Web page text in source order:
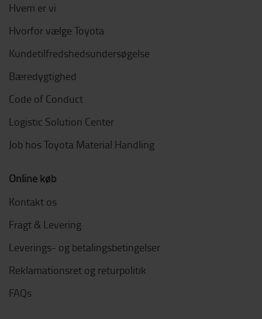
Hvem er vi
Hvorfor vælge Toyota
Kundetilfredshedsundersøgelse
Bæredygtighed
Code of Conduct
Logistic Solution Center
Job hos Toyota Material Handling
Online køb
Kontakt os
Fragt & Levering
Leverings- og betalingsbetingelser
Reklamationsret og returpolitik
FAQs